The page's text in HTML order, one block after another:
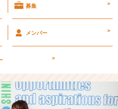
募集 >
メンバー >
>